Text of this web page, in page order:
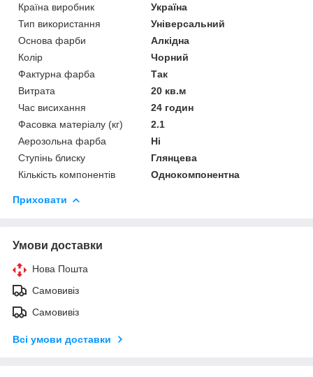
Країна виробник
Україна
Тип використання
Універсальний
Основа фарби
Алкідна
Колір
Чорний
Фактурна фарба
Так
Витрата
20 кв.м
Час висихання
24 годин
Фасовка матеріалу (кг)
2.1
Аерозольна фарба
Ні
Ступінь блиску
Глянцева
Кількість компонентів
Однокомпонентна
Приховати
Умови доставки
Нова Пошта
Самовивіз
Самовивіз
Всі умови доставки